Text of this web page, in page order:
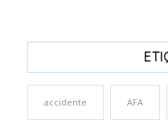
accidente AFA